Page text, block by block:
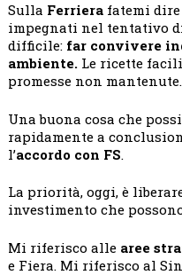
Sulla Ferrierafatemi dire
impegnati nel tentativo
difficile: far convivere
ambiente.Le ricette
promesse non mantenute.
Una buona cosa che
rapidamente a
l’accordo con FS.
La priorità, oggi, è
investimento che
Mi riferisco alle aree
e Fiera. Mi riferisco al